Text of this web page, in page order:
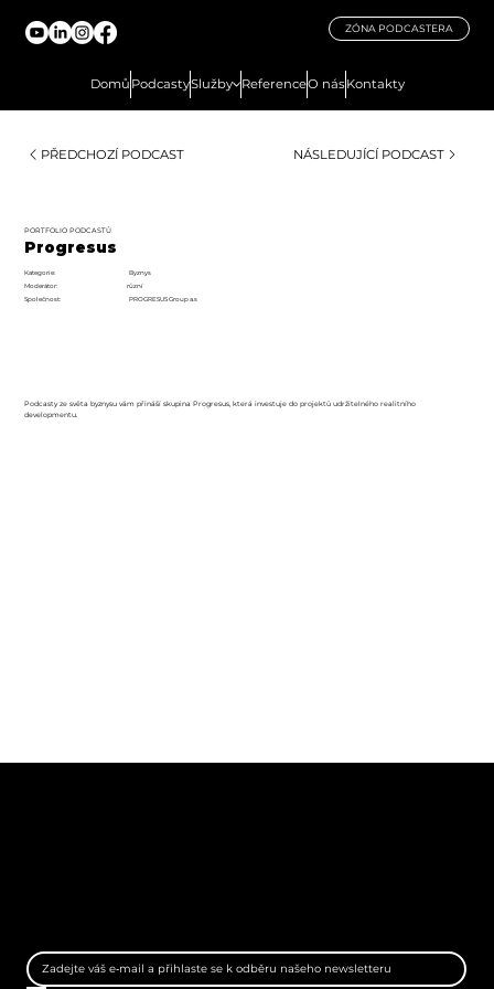
ZÓNA PODCASTERA
Domů PodcastySlužby ReferenceO násKontakty
PŘEDCHOZÍ PODCAST NÁSLEDUJÍCÍ PODCAST
PORTFOLIO PODCASTŮ
Progresus
Kategorie: Byznys
Moderátor: různí
Společnost: PROGRESUS Group a.s
Podcasty ze světa byznysu vám přináší skupina Progresus, která investuje do projektů udržitelného realitního
developmentu.